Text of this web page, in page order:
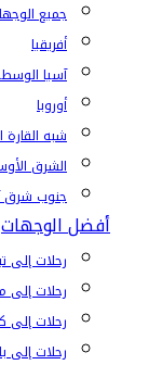
جميع
أفريقيا
آسيا
أوروبا
شبه القارة
الشرق
جنوب شرق
أفضل الوجهات
رحلات إلى
رحلات إلى
رحلات إلى
رحلات إلى